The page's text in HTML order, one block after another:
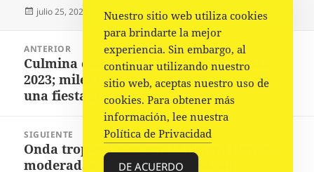
Publicado
julio 25, 2023 Autor
Fuente Categorías
Estado,Portada
entradas
ANTERIOR
Entrada
anterior:
Culmina con gran éxito la Guelaguetza
2023; miles de personas disfrutaron de
una fiesta sin igual
SIGUIENTE
Siguiente
entrada:
Onda tropical número 16 dejará lluvias
moderadas a fuertes en el estado
Nuestro sitio web utiliza cookies
para brindarte la mejor
experiencia. Sin embargo, al
continuar utilizando nuestro
sitio web, aceptas nuestro uso de
cookies. Para obtener más
información, lee nuestra
Política de Privacidad
DE ACUERDO